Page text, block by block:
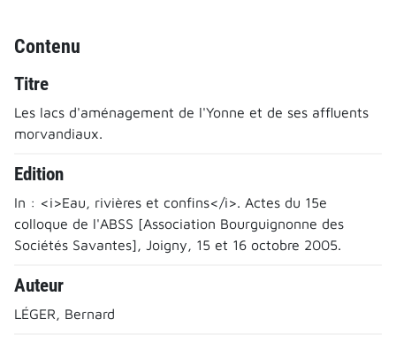
Contenu
Titre
Les lacs d'aménagement de l'Yonne et de ses affluents
morvandiaux.
Edition
In : <i>Eau, rivières et confins</i>. Actes du 15e
colloque de l'ABSS [Association Bourguignonne des
Sociétés Savantes], Joigny, 15 et 16 octobre 2005.
Auteur
LÉGER, Bernard